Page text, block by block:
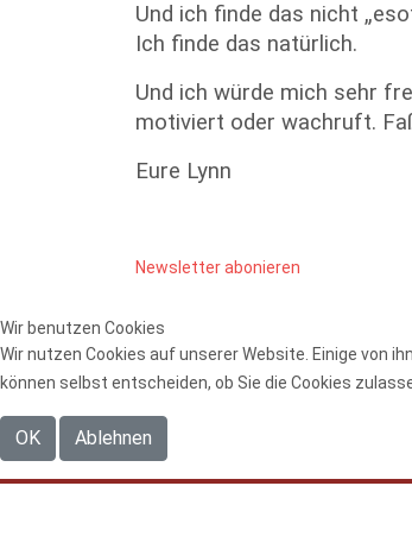
Und ich finde das nicht
Ich finde das natürlich.
Und ich würde mich sehr
motiviert oder wachruft.
Eure Lynn
Newsletter abonieren
Wir benutzen Cookies
Wir nutzen Cookies auf unserer Website. Einige von
können selbst entscheiden, ob Sie die Cookies
OK Ablehnen